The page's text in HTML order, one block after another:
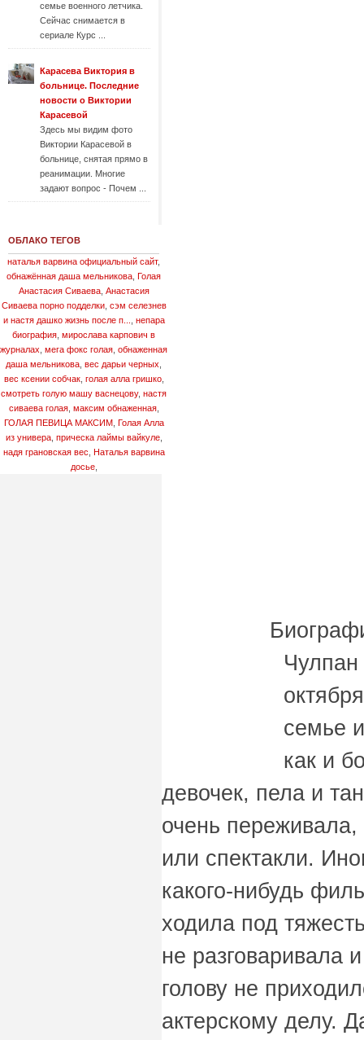
семье военного летчика.
Сейчас снимается в
сериале Курс ...
Карасева Виктория в
больнице. Последние
новости о Виктории
Карасевой
Здесь мы видим фото
Виктории Карасевой в
больнице, снятая прямо в
реанимации. Многие
задают вопрос - Почем ...
ОБЛАКО ТЕГОВ
наталья варвина официальный сайт,
обнажённая даша мельникова Голая
Анастасия Сиваева, Анастасия
Сиваева порно подделки, сэм селезнев
и настя дашко жизнь после п...
непара
биография мирослава карпович в
журналах мега фокс голая обнаженная
даша мельникова вес дарьи черных
вес ксении собчак, голая алла гришко,
смотреть голую машу васнецову, настя
сиваева голая, максим обнаженная,
ГОЛАЯ ПЕВИЦА МАКСИМ, Голая Алла
из универа, прическа лаймы вайкуле,
надя грановская вес Наталья варвина
досье,
семье
как и
девочек, пела и
очень
или спектакли.
какого-нибудь
ходила под
не разговаривала
голову не
актерскому делу.